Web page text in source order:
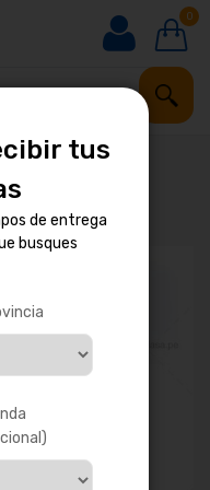
0
tus
de entrega
busques